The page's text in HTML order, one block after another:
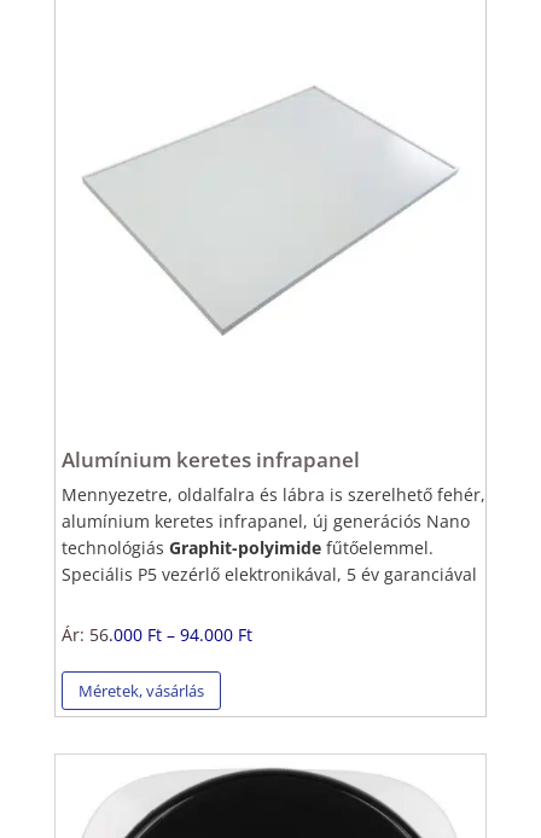
Alumínium keretes infrapanel
Mennyezetre, oldalfalra és lábra is szerelhető fehér,
alumínium keretes infrapanel, új generációs Nano
technológiás Graphit-polyimidefűtőelemmel.
Speciális P5 vezérlő elektronikával, 5 év garanciával
Ár: 56.000 Ft – 94.000 Ft
Méretek, vásárlás